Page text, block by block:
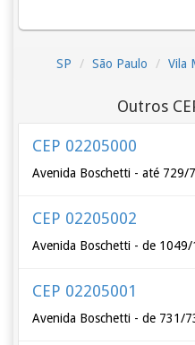
SP São Paulo Vila
Outros
CEP 02205000
Avenida Boschetti - até 729/
CEP 02205002
Avenida Boschetti - de
CEP 02205001
Avenida Boschetti - de 731/